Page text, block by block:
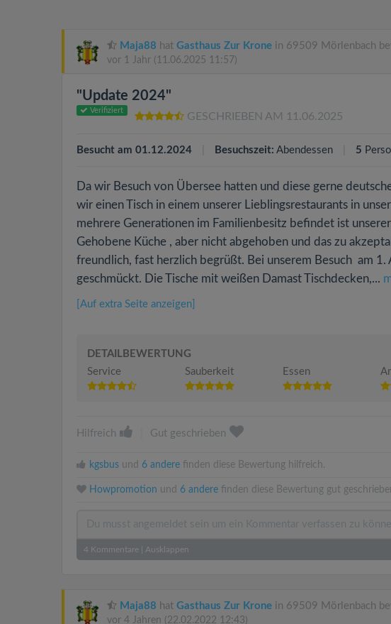
Maja88 hat Gasthaus Zur Krone in 69509 Mörlenbach
vor 1 Jahr (11.06.2025 11:57)
"Update 2024"
Verifiziert
GESCHRIEBEN AM 11.06.2025
Besucht am 01.12.2024 Besuchszeit: Abendessen 5
Da wir Besuch von Übersee hatten und diese gerne
wir einen Tisch in einem unserer Lieblingsrestaurants in
mehrere Generationen im Familienbesitz befindet ist
Gehobene Küche , aber nicht abgehoben und das zu
freundlich, fast herzlich begrüßt. Bei unserem Besuch am
geschmückt. Die Tische mit weißen Damast Tischdecken,...
[Auf extra Seite anzeigen]
DETAILBEWERTUNG
Service
Sauberkeit Essen
Hilfreich Gut geschrieben
kgsbus und 6 andere finden diese Bewertung hilfreich.
Howpromotion und 6 andere finden diese Bewertung gut
4 Kommentare Ausklappen
Maja88 hat Gasthaus Zur Krone in 69509 Mörlenbach
vor 4 Jahren (22.02.2022 12:43)